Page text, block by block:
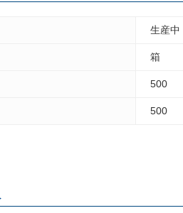
生産中
箱
500
500